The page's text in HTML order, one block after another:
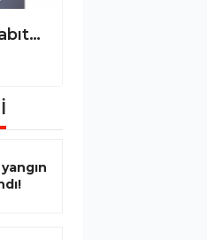
Türk Devletleri Teşkilatı’ndan Alanya’ya anlamlı ziyaret!